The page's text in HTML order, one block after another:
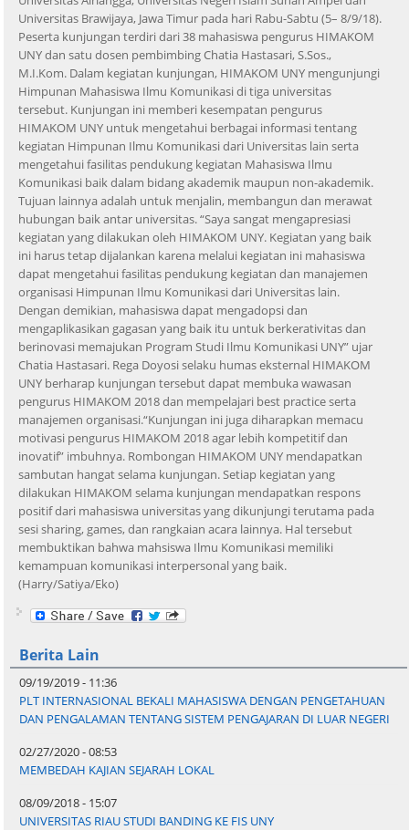
Universitas Brawijaya, Jawa Timur pada hari Rabu-Sabtu (5– 8/9/18).
Peserta kunjungan terdiri dari 38 mahasiswa pengurus HIMAKOM
UNY dan satu dosen pembimbing Chatia Hastasari, S.Sos.,
M.I.Kom. Dalam kegiatan kunjungan, HIMAKOM UNY mengunjungi
Himpunan Mahasiswa Ilmu Komunikasi di tiga universitas
tersebut. Kunjungan ini memberi kesempatan pengurus
HIMAKOM UNY untuk mengetahui berbagai informasi tentang
kegiatan Himpunan Ilmu Komunikasi dari Universitas lain serta
mengetahui fasilitas pendukung kegiatan Mahasiswa Ilmu
Komunikasi baik dalam bidang akademik maupun non-akademik.
Tujuan lainnya adalah untuk menjalin, membangun dan merawat
hubungan baik antar universitas. “Saya sangat mengapresiasi
kegiatan yang dilakukan oleh HIMAKOM UNY. Kegiatan yang baik
ini harus tetap dijalankan karena melalui kegiatan ini mahasiswa
dapat mengetahui fasilitas pendukung kegiatan dan manajemen
organisasi Himpunan Ilmu Komunikasi dari Universitas lain.
Dengan demikian, mahasiswa dapat mengadopsi dan
mengaplikasikan gagasan yang baik itu untuk berkerativitas dan
berinovasi memajukan Program Studi Ilmu Komunikasi UNY” ujar
Chatia Hastasari. Rega Doyosi selaku humas eksternal HIMAKOM
UNY berharap kunjungan tersebut dapat membuka wawasan
pengurus HIMAKOM 2018 dan mempelajari best practice serta
manajemen organisasi.“Kunjungan ini juga diharapkan memacu
motivasi pengurus HIMAKOM 2018 agar lebih kompetitif dan
inovatif” imbuhnya. Rombongan HIMAKOM UNY mendapatkan
sambutan hangat selama kunjungan. Setiap kegiatan yang
dilakukan HIMAKOM selama kunjungan mendapatkan respons
positif dari mahasiswa universitas yang dikunjungi terutama pada
sesi sharing, games, dan rangkaian acara lainnya. Hal tersebut
membuktikan bahwa mahsiswa Ilmu Komunikasi memiliki
kemampuan komunikasi interpersonal yang baik.
(Harry/Satiya/Eko)
Berita Lain
09/19/2019 - 11:36
PLT INTERNASIONAL BEKALI MAHASISWA DENGAN PENGETAHUAN
DAN PENGALAMAN TENTANG SISTEM PENGAJARAN DI LUAR NEGERI
02/27/2020 - 08:53
MEMBEDAH KAJIAN SEJARAH LOKAL
08/09/2018 - 15:07
UNIVERSITAS RIAU STUDI BANDING KE FIS UNY